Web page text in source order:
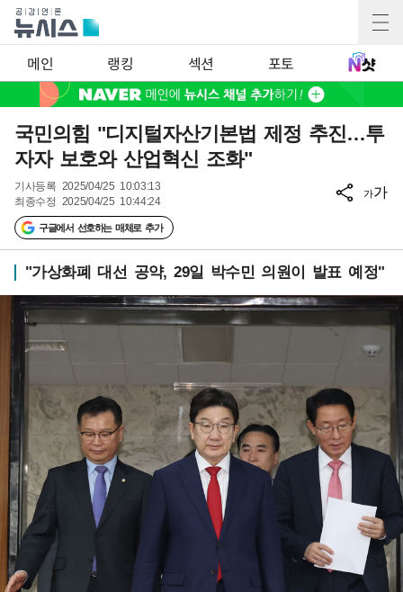
메인 랭킹 섹션 포토
국민의힘 "디지털자산기본법 제정 추진…투
자자 보호와 산업혁신 조화"
기사등록 2025/04/25 10:03:13
최종수정 2025/04/25 10:44:24
구글에서 선호하는 매체로 추가
가가
"가상화폐 대선 공약, 29일 박수민 의원이 발표 예정"